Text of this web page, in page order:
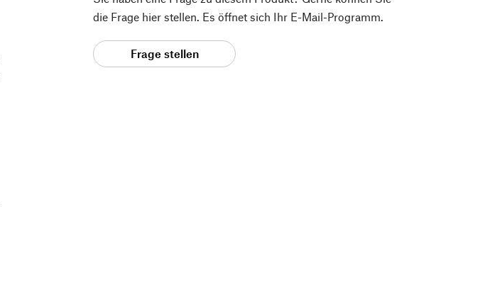
die Frage hier stellen. Es öffnet sich Ihr E-Mail-Programm.
Frage stellen